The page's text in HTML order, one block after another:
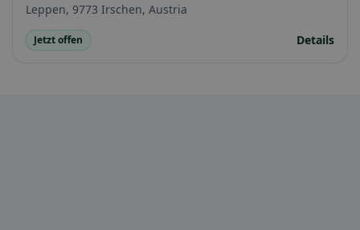
Leppen, 9773 Irschen, Austria
Jetzt offen Details